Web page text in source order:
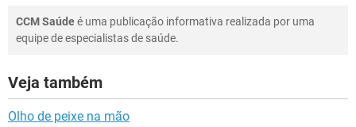
CCM Saúdeé uma publicação informativa realizada por uma
equipe de especialistas de saúde.
Veja também
Olho de peixe na mão